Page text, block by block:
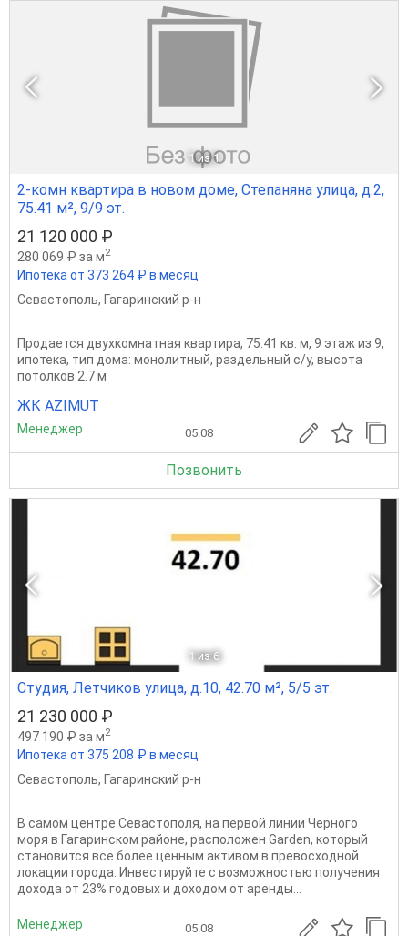
1 из 1
2-комн квартира в новом доме, Степаняна улица, д.2,
75.41 м², 9/9 эт.
21 120 000 ₽
280 069 ₽ за м2
Ипотека от 373 264 ₽ в месяц
Севастополь, Гагаринский р-н
Продается двухкомнатная квартира, 75.41 кв. м, 9 этаж из 9,
ипотека, тип дома: монолитный, раздельный с/у, высота
потолков 2.7 м
ЖК AZIMUT
Менеджер 05.08
Позвонить
1 из 6
Студия, Летчиков улица, д.10, 42.70 м², 5/5 эт.
21 230 000 ₽
497 190 ₽ за м2
Ипотека от 375 208 ₽ в месяц
Севастополь, Гагаринский р-н
В самом центре Севастополя, на первой линии Черного
моря в Гагаринском районе, расположен Garden, который
становится все более ценным активом в превосходной
локации города. Инвестируйте с возможностью получения
дохода от 23% годовых и доходом от аренды...
Менеджер 05.08